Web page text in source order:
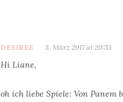
DESIREE 3. März 2017 at 20:53
Hi Liane,
oh ich liebe Spiele: Von